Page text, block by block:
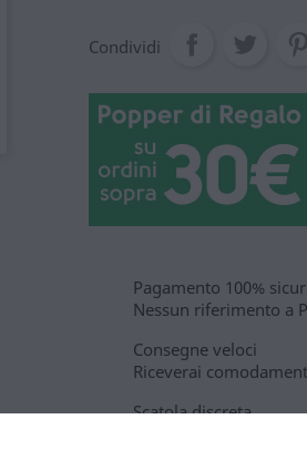
Condividi
Pagamento 100%
Nessun riferimento a
Consegne veloci
Riceverai
Scatola discreta